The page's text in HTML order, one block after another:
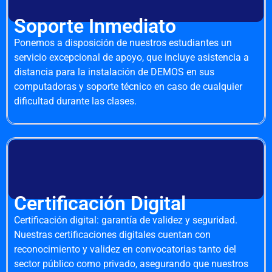
Soporte Inmediato
Ponemos a disposición de nuestros estudiantes un
servicio excepcional de apoyo, que incluye asistencia a
distancia para la instalación de DEMOS en sus
computadoras y soporte técnico en caso de cualquier
dificultad durante las clases.
Certificación Digital
Certificación digital: garantía de validez y seguridad.
Nuestras certificaciones digitales cuentan con
reconocimiento y validez en convocatorias tanto del
sector público como privado, asegurando que nuestros